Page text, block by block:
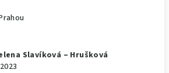
Slavíková – Hrušková